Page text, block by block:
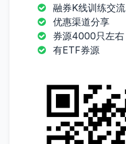
融券K线训练交流
优惠渠道分享
券源4000只左右
有ETF券源